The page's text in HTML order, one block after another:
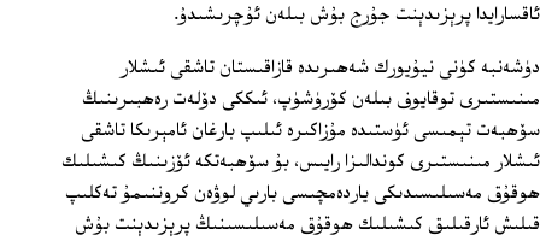
ئاقسارايدا پرېزىدېنت جۇرج بۇش بىلەن ئۇچرىشىدۇ.
دۈشەنبە كۈنى نيۇيورك شەھىرىدە قازاقىستان تاشقى ئىشلار
مىنىستىرى توقايوف بىلەن كۆرۈشۈپ، ئىككى دۆلەت رەھبىرىنىڭ
سۆھبەت تېمىسى ئۈستىدە مۇزاكىرە ئىلىپ بارغان ئامېرىكا تاشقى
ئىشلار مىنىستىرى كوندالىزا رايىس، بۇ سۆھبەتكە ئۆزىنىڭ كىشىلىك
ھوقۇق مەسىلىسىدىكى ياردەمچىسى بارىي لوۋەن كروننىمۇ تەكلىپ
قىلىش ئارقىلىق كىشىلىك ھوقۇق مەسىلىسىنىڭ پرېزىدېنت بۇش